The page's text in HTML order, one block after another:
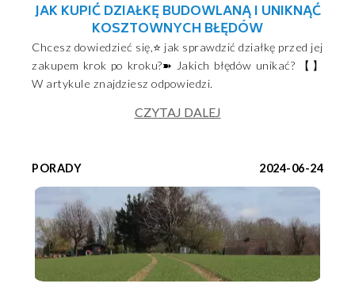
JAK KUPIĆ DZIAŁKĘ BUDOWLANĄ I UNIKNĄĆ
KOSZTOWNYCH BŁĘDÓW
Chcesz dowiedzieć się,⭐ jak sprawdzić działkę przed jej
zakupem krok po kroku?➽ Jakich błędów unikać? 【】
W artykule znajdziesz odpowiedzi.
CZYTAJ DALEJ
PORADY 2024-06-24